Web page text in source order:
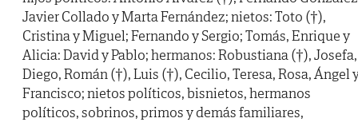
Javier Collado y Marta Fernández; nietos: Toto (†),
Cristina y Miguel; Fernando y Sergio; Tomás, Enrique y
Alicia: David y Pablo; hermanos: Robustiana (†), Josefa,
Diego, Román (†), Luis (†), Cecilio, Teresa, Rosa, Ángel
Francisco; nietos políticos, bisnietos, hermanos
políticos, sobrinos, primos y demás familiares,